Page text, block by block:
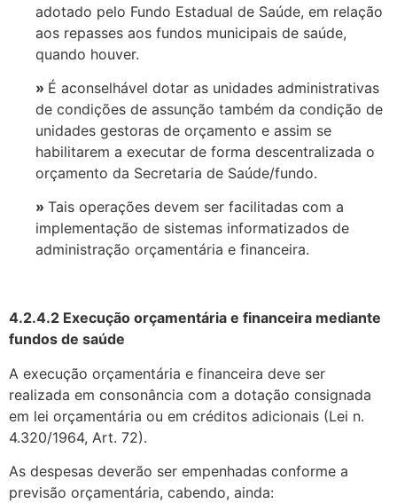
adotado pelo Fundo Estadual de Saúde, em relação
aos repasses aos fundos municipais de saúde,
quando houver.
» É aconselhável dotar as unidades administrativas
de condições de assunção também da condição de
unidades gestoras de orçamento e assim se
habilitarem a executar de forma descentralizada o
orçamento da Secretaria de Saúde/fundo.
» Tais operações devem ser facilitadas com a
implementação de sistemas informatizados de
administração orçamentária e financeira.
4.2.4.2 Execução orçamentária e financeira mediante
fundos de saúde
A execução orçamentária e financeira deve ser
realizada em consonância com a dotação consignada
em lei orçamentária ou em créditos adicionais (Lei n.
4.320/1964, Art. 72).
As despesas deverão ser empenhadas conforme a
previsão orçamentária, cabendo, ainda: